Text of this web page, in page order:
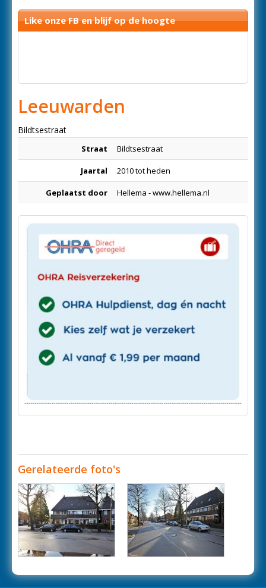
Like onze FB en blijf op de hoogte
Leeuwarden
Bildtsestraat
Straat Bildtsestraat
Jaartal 2010 tot heden
Geplaatst door Hellema - www.hellema.nl
Gerelateerde foto's